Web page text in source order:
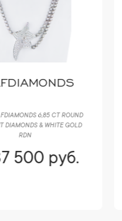
ПУСЕТЫ TIFFANY
DIAMOND
1 037